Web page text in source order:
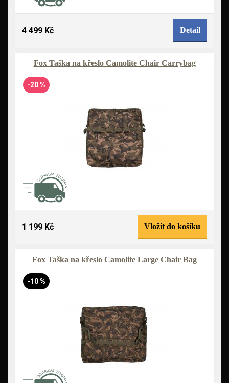
4 499 Kč Detail
Fox Taška na křeslo Camolite Chair Carrybag
-20 %
1 199 Kč Vložit do košíku
Fox Taška na křeslo Camolite Large Chair Bag
-10 %